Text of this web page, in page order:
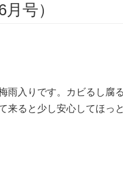
号）
雨入りです。カビるし腐
ると少し安心してほっと